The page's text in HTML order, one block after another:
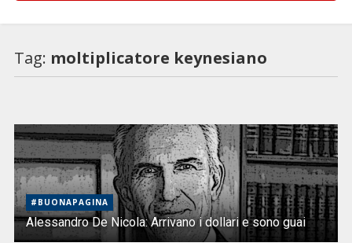
Tag: moltiplicatore keynesiano
#BUONAPAGINA
Alessandro De Nicola: Arrivano i dollari e sono guai